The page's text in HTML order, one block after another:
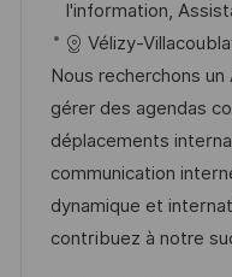
i
s
a
t
i
o
t
e
d
’
a
f
f
i
f
é
r
e
n
c
e
d
a
t
é
g
o
r
i
e
I'information,
Vélizy-
Nous recherchons
gérer des agendas
déplacements
communication
dynamique et
contribuez à notre